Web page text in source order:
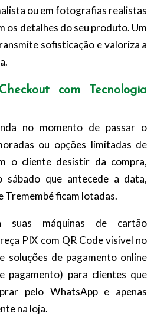
ou em fotografias realistas
os detalhes do seu produto. Um
sofisticação e valoriza a
com Tecnologia
no momento de passar o
ou opções limitadas de
o cliente desistir da compra,
sábado que antecede a data,
Tremembé ficam lotadas.
suas máquinas de cartão
PIX com QR Code visível no
soluções de pagamento online
pagamento) para clientes que
pelo WhatsApp e apenas
na loja.